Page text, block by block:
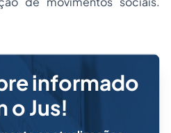
informado
o Jus!